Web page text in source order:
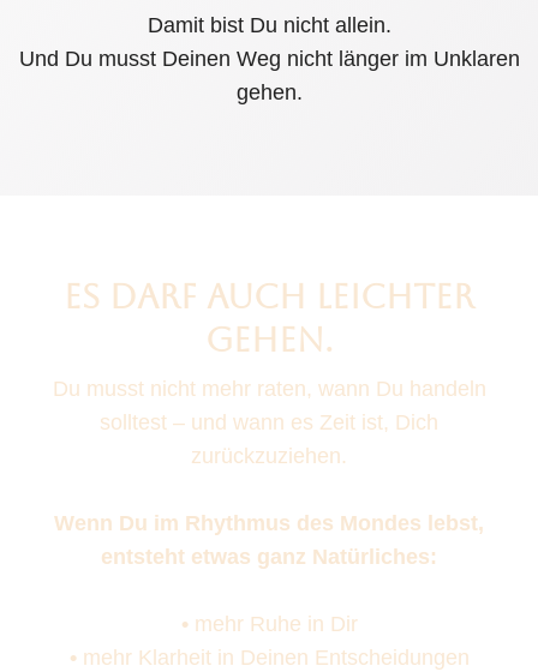
Damit bist Du nicht allein.
Und Du musst Deinen Weg nicht länger im Unklaren
gehen.
ES DARF AUCH LEICHTER
GEHEN.
Du musst nicht mehr raten, wann Du handeln
solltest – und wann es Zeit ist, Dich
zurückzuziehen.
Wenn Du im Rhythmus des Mondes lebst,
entsteht etwas ganz Natürliches:
• mehr Ruhe in Dir
• mehr Klarheit in Deinen Entscheidungen